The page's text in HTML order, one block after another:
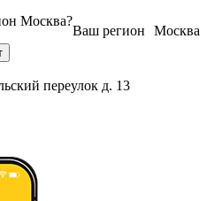
Москва
Ваш регион
Москва?
переулок д. 13